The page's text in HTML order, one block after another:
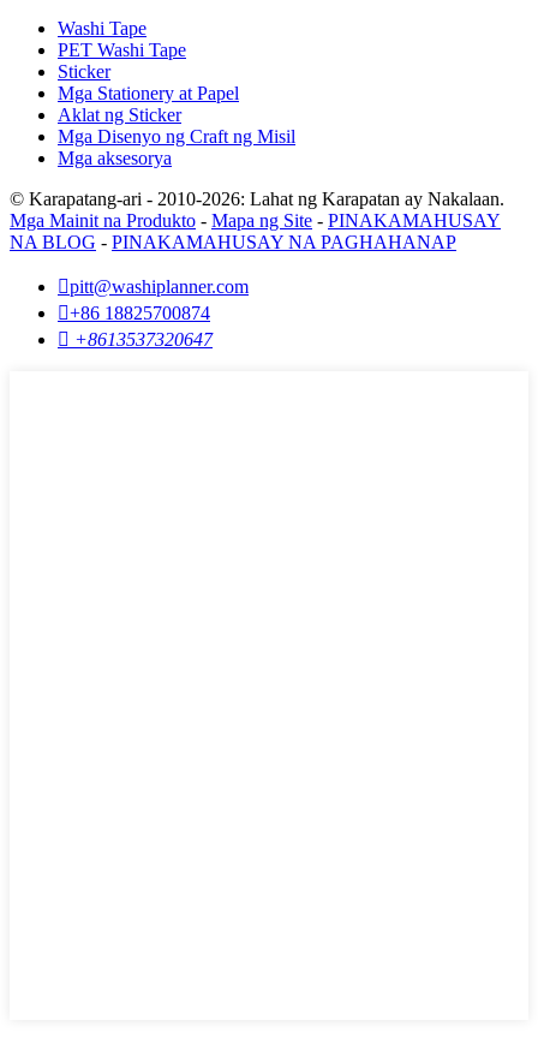
Washi Tape
PET Washi Tape
Sticker
Mga Stationery at Papel
Aklat ng Sticker
Mga Disenyo ng Craft ng Misil
Mga aksesorya
© Karapatang-ari - 2010-2026: Lahat ng Karapatan ay Nakalaan.
Mga Mainit na Produkto - Mapa ng Site - PINAKAMAHUSAY
NA BLOG - PINAKAMAHUSAY NA PAGHAHANAP
pitt@washiplanner.com
+86 18825700874
 +8613537320647